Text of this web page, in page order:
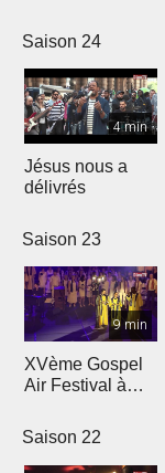
Saison 24
4 min
Jésus nous a
délivrés
Saison 23
9 min
XVème Gospel
Air Festival à
Saison 22